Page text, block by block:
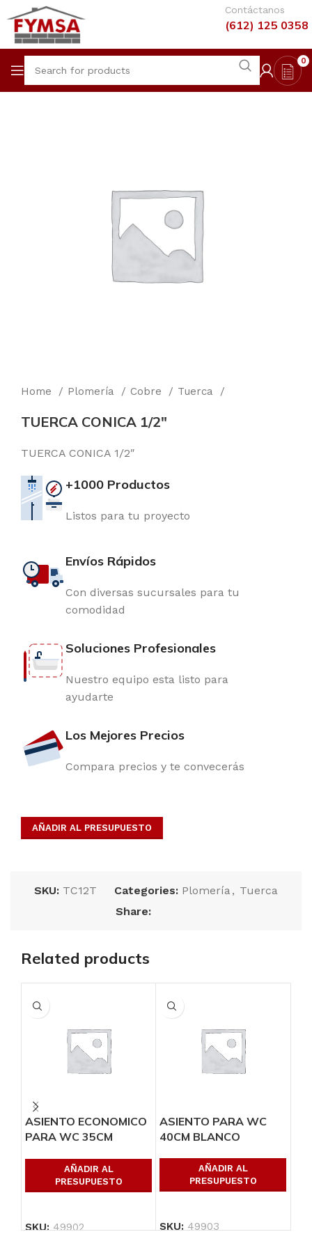
Contáctanos
(612) 125 0358
0
Home Plomería Cobre Tuerca
TUERCA CONICA 1/2″
TUERCA CONICA 1/2″
+1000 Productos
Listos para tu proyecto
Envíos Rápidos
Con diversas sucursales para tu
comodidad
Soluciones Profesionales
Nuestro equipo esta listo para
ayudarte
Los Mejores Precios
Compara precios y te convecerás
AÑADIR AL PRESUPUESTO
SKU: TC12T Categories: Plomería, Tuerca
Share:
Related products
ASIENTO ECONOMICO
PARA WC 35CM
AÑADIR AL
PRESUPUESTO
SKU:49902
ASIENTO PARA WC
40CM BLANCO
AÑADIR AL
PRESUPUESTO
SKU: 49903